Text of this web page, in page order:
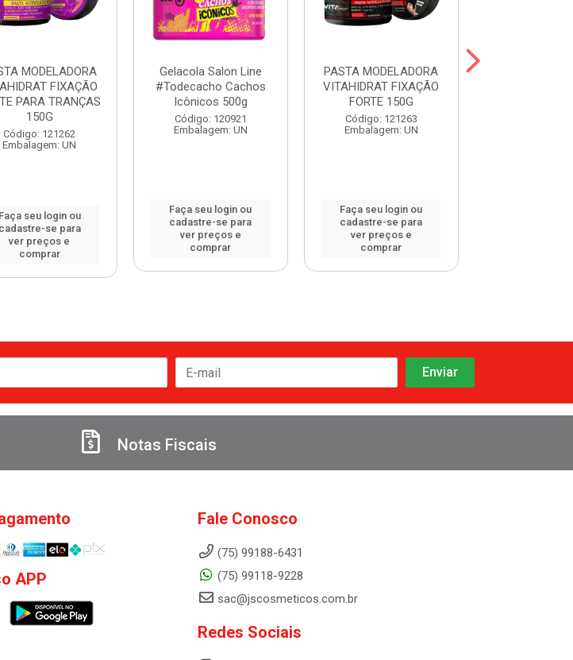
MODELADORA
FIXAÇÃO
PARA TRANÇAS
150G
Código: 121262
Embalagem: UN
Faça seu login ou
cadastre-se para
ver preços e
comprar
Gelacola Salon Line
#Todecacho Cachos
Icônicos 500g
Código: 120921
Embalagem: UN
Faça seu login ou
cadastre-se para
ver preços e
comprar
PASTA MODELADORA
VITAHIDRAT FIXAÇÃO
FORTE 150G
Código: 121263
Embalagem: UN
Faça seu login ou
cadastre-se para
ver preços e
comprar
Notas Fiscais
APP
Fale Conosco
(75) 99188-6431
(75) 99118-9228
sac@jscosmeticos.com.br
Redes Sociais